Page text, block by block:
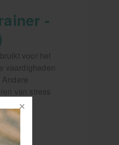
-
voor het
vaardigheden
van stress